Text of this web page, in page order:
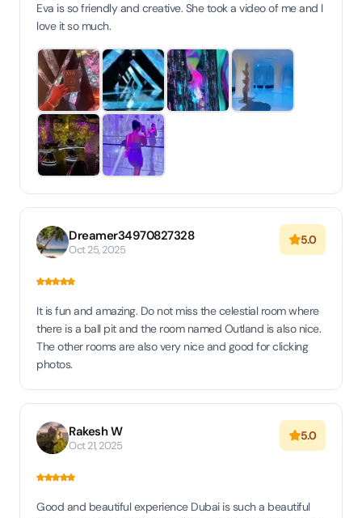
Eva is so friendly and creative. She took a video of me and I
love it so much.
Dreamer34970827328
Oct 25, 2025
5.0
It is fun and amazing. Do not miss the celestial room where
there is a ball pit and the room named Outland is also nice.
The other rooms are also very nice and good for clicking
photos.
Rakesh W
Oct 21, 2025
5.0
Good and beautiful experience Dubai is such a beautiful